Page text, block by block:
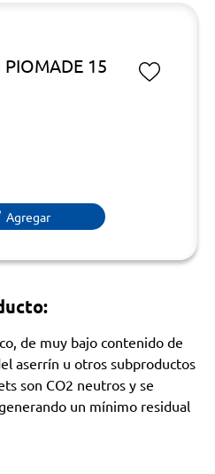
15
Agregar
de muy bajo contenido de
aserrín u otros subproductos
son CO2 neutros y se
un mínimo residual